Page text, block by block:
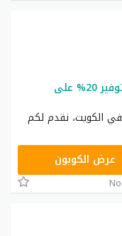
أقوى كود خصم اي هيرب الكويت 2026 توفير 20% على
في الكويت، نقدم لكم
عرض الكوبون